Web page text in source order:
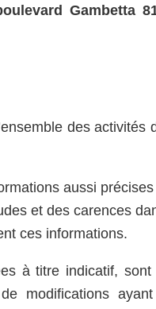
Gambetta
des activités
aussi
et des carences
ces informations.
à titre indicatif, sont
modifications